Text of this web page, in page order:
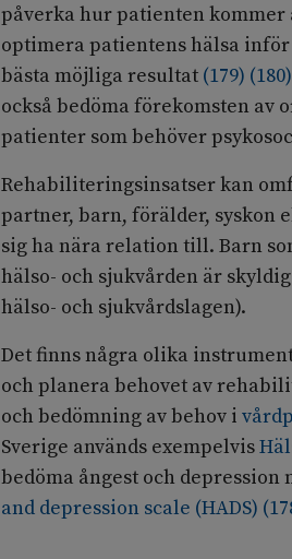
påverka hur patienten
optimera patientens hälsa
bästa möjliga resultat (179) (180)
också bedöma förekomsten av
patienter som behöver
Rehabiliteringsinsatser kan
partner, barn, förälder, syskon
sig ha nära relation till. Barn
hälso- och sjukvården är
hälso- och sjukvårdslagen).
Det finns några olika
och planera behovet av
och bedömning av behov i
Sverige används exempelvis
bedöma ångest och
and depression scale (HADS) (